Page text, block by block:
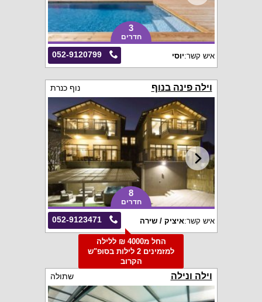
3
חדרים
052-9120799 איש קשר:יוסי
וילה פינה בנוף נוף כנרת
8
חדרים
052-9123471 איש קשר:איציק / שירה
החל מ4000 ₪ ללילה
למזמינים 2 לילות בסופ"ש
הקרוב
וילה ונילה שתולה